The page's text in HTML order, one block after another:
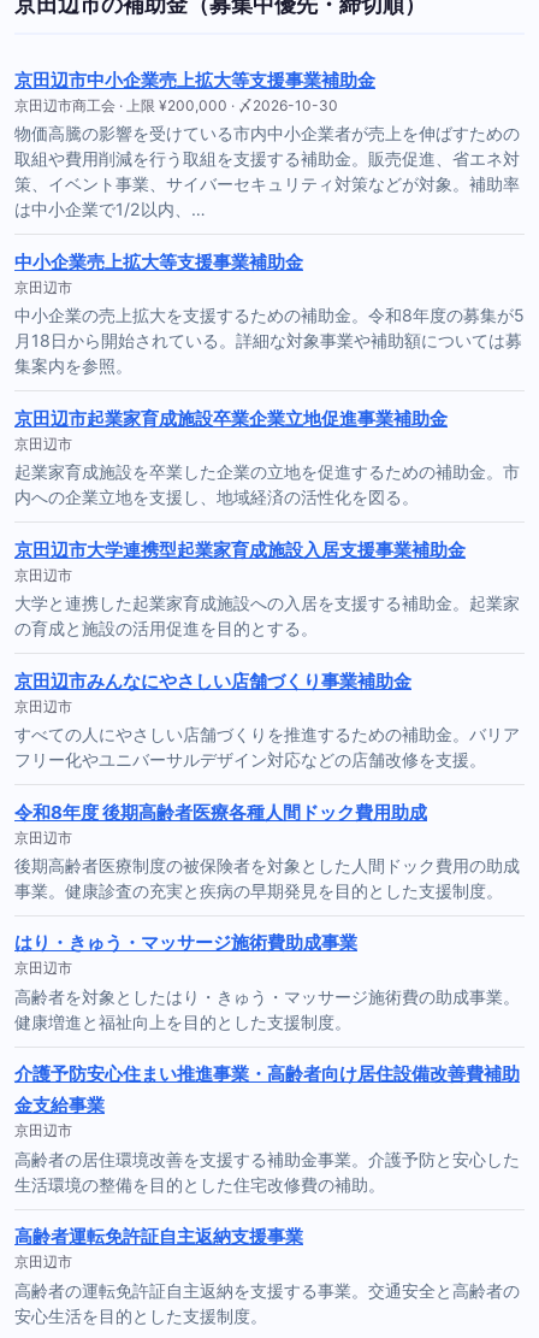
京田辺市中小企業売上拡大等支援事業補助金
京田辺市商工会 · 上限 ¥200,000 · 〆2026-10-30
物価高騰の影響を受けている市内中小企業者が売上を伸ばすための
取組や費用削減を行う取組を支援する補助金。販売促進、省エネ対
策、イベント事業、サイバーセキュリティ対策などが対象。補助率
は中小企業で1/2以内、…
中小企業売上拡大等支援事業補助金
京田辺市
中小企業の売上拡大を支援するための補助金。令和8年度の募集が5
月18日から開始されている。詳細な対象事業や補助額については募
集案内を参照。
京田辺市起業家育成施設卒業企業立地促進事業補助金
京田辺市
起業家育成施設を卒業した企業の立地を促進するための補助金。市
内への企業立地を支援し、地域経済の活性化を図る。
京田辺市大学連携型起業家育成施設入居支援事業補助金
京田辺市
大学と連携した起業家育成施設への入居を支援する補助金。起業家
の育成と施設の活用促進を目的とする。
京田辺市みんなにやさしい店舗づくり事業補助金
京田辺市
すべての人にやさしい店舗づくりを推進するための補助金。バリア
フリー化やユニバーサルデザイン対応などの店舗改修を支援。
令和8年度 後期高齢者医療各種人間ドック費用助成
京田辺市
後期高齢者医療制度の被保険者を対象とした人間ドック費用の助成
事業。健康診査の充実と疾病の早期発見を目的とした支援制度。
はり・きゅう・マッサージ施術費助成事業
京田辺市
高齢者を対象としたはり・きゅう・マッサージ施術費の助成事業。
健康増進と福祉向上を目的とした支援制度。
介護予防安心住まい推進事業・高齢者向け居住設備改善費補助
金支給事業
京田辺市
高齢者の居住環境改善を支援する補助金事業。介護予防と安心した
生活環境の整備を目的とした住宅改修費の補助。
高齢者運転免許証自主返納支援事業
京田辺市
高齢者の運転免許証自主返納を支援する事業。交通安全と高齢者の
安心生活を目的とした支援制度。